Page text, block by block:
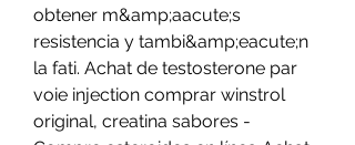
obtener m&amp;aacute;s
resistencia y tambi&amp;eacute;n
la fati. Achat de testosterone par
voie injection comprar winstrol
original, creatina sabores -